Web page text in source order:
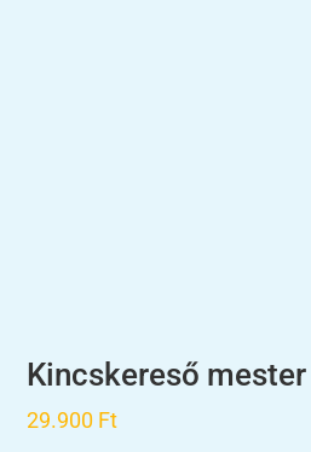
Kincskereső
29.900 Ft